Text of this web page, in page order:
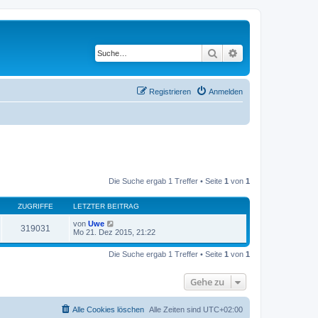
Suche
Anmelden
Registrieren
Die Suche ergab 1 Treffer • Seite 1 von 1
ZUGRIFFE LETZTER BEITRAG
319031 von Uwe
Mo 21. Dez 2015, 21:22
Die Suche ergab 1 Treffer • Seite 1 von 1
Gehe zu
Alle Zeiten sind UTC+02:00
Alle Cookies löschen